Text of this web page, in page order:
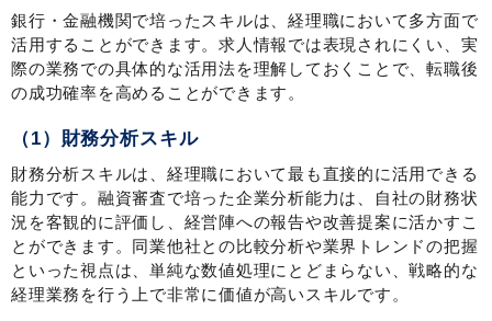
銀行・金融機関で培ったスキルは、経理職において多方面で
活用することができます。求人情報では表現されにくい、実
際の業務での具体的な活用法を理解しておくことで、転職後
の成功確率を高めることができます。
（1）財務分析スキル
財務分析スキルは、経理職において最も直接的に活用できる
能力です。融資審査で培った企業分析能力は、自社の財務状
況を客観的に評価し、経営陣への報告や改善提案に活かすこ
とができます。同業他社との比較分析や業界トレンドの把握
といった視点は、単純な数値処理にとどまらない、戦略的な
経理業務を行う上で非常に価値が高いスキルです。